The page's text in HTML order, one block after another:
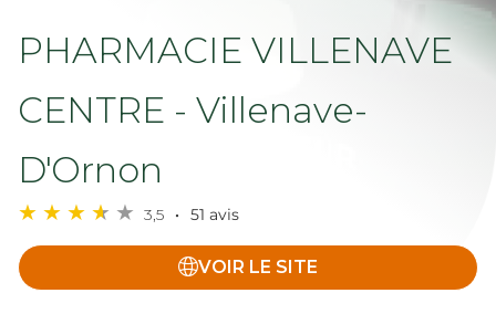
PHARMACIE VILLENAVE
CENTRE - Villenave-
D'Ornon
3,5 51 avis
VOIR LE SITE